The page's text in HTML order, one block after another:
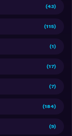
(43)
(115)
(1)
(17)
(7)
(184)
(9)